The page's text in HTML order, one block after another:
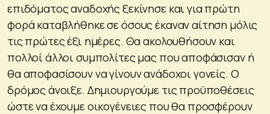
επιδόματος αναδοχής ξεκίνησε και για πρώτη
φορά καταβλήθηκε σε όσους έκαναν αίτηση μόλις
τις πρώτες έξι ημέρες. Θα ακολουθήσουν και
πολλοί άλλοι συμπολίτες μας που αποφάσισαν ή
θα αποφασίσουν να γίνουν ανάδοχοι γονείς. Ο
δρόμος άνοιξε. Δημιουργούμε τις προϋποθέσεις
ώστε να έχουμε οικογένειες που θα προσφέρουν